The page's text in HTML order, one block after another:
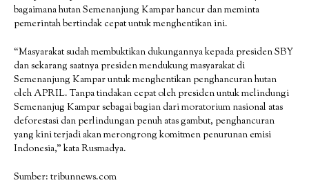
bagaimana hutan Semenanjung Kampar hancur dan meminta
pemerintah bertindak cepat untuk menghentikan ini.
“Masyarakat sudah membuktikan dukungannya kepada presiden SBY
dan sekarang saatnya presiden mendukung masyarakat di
Semenanjung Kampar untuk menghentikan penghancuran hutan
oleh APRIL. Tanpa tindakan cepat oleh presiden untuk melindungi
Semenanjug Kampar sebagai bagian dari moratorium nasional atas
deforestasi dan perlindungan penuh atas gambut, penghancuran
yang kini terjadi akan merongrong komitmen penurunan emisi
Indonesia,” kata Rusmadya.
Sumber: tribunnews.com